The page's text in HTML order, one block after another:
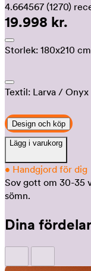
4.664567 (1270)
19.998 kr.
Storlek: 180x210
Textil: Larva / Onyx
Design och köp
Lägg i varukorg
• Handgjord för dig
Sov gott om 30-35
sömn.
Dina fördelar